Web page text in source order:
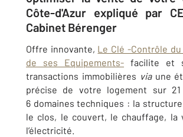
Côte-d'Azur expliqué par
Cabinet Bérenger
Offre innovante, Le Clé -Contrôle
de ses Equipements- facilite et
transactions immobilières viaune
précise de votre logement sur
6 domaines techniques : la
le clos, le couvert, le chauffage, la
l’électricité.